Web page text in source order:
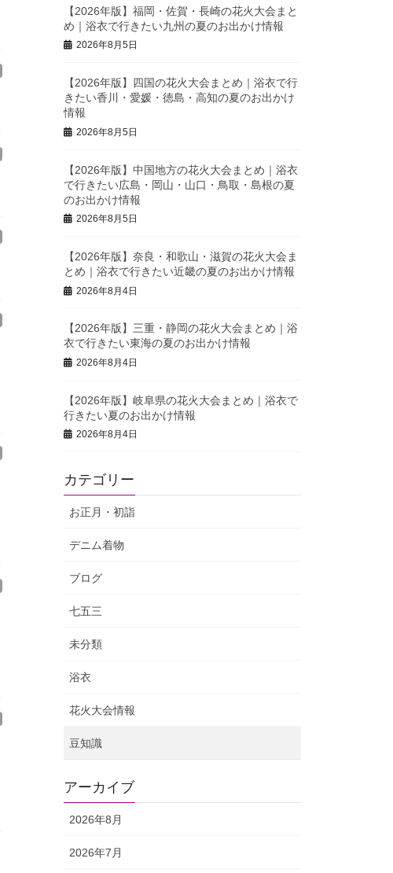
【2026年版】福岡・佐賀・長崎の花火大会まと
め｜浴衣で行きたい九州の夏のお出かけ情報
2026年8月5日
【2026年版】四国の花火大会まとめ｜浴衣で行
きたい香川・愛媛・徳島・高知の夏のお出かけ
情報
2026年8月5日
【2026年版】中国地方の花火大会まとめ｜浴衣
で行きたい広島・岡山・山口・鳥取・島根の夏
のお出かけ情報
2026年8月5日
【2026年版】奈良・和歌山・滋賀の花火大会ま
とめ｜浴衣で行きたい近畿の夏のお出かけ情報
2026年8月4日
【2026年版】三重・静岡の花火大会まとめ｜浴
衣で行きたい東海の夏のお出かけ情報
2026年8月4日
【2026年版】岐阜県の花火大会まとめ｜浴衣で
行きたい夏のお出かけ情報
2026年8月4日
カテゴリー
お正月・初詣
デニム着物
ブログ
七五三
未分類
浴衣
花火大会情報
豆知識
アーカイブ
2026年8月
2026年7月